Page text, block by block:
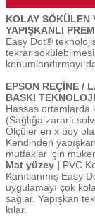
KOLAY SÖKÜLEN
YAPIŞKANLI
Easy Dot®
tekrar
konumlandırmayı
EPSON REÇİNE /
BASKI
Hassas ortamlarda
(Sağlığa zararlı
Ölçüler en x boy
Kendinden
mutfaklar için
Mat yüzey | PVC
Kanıtlanmış Easy
uygulamayı çok
sağlar. Yapışkan
kılar.